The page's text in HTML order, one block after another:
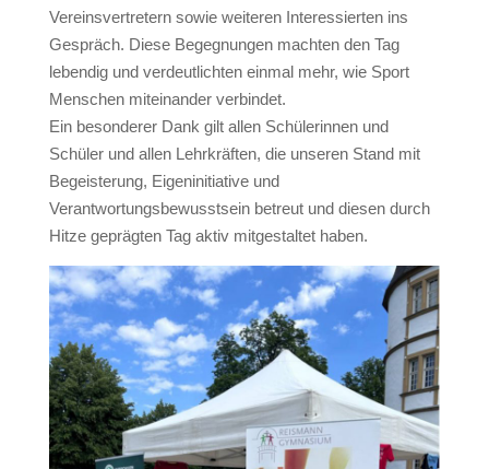
Vereinsvertretern sowie weiteren Interessierten ins
Gespräch. Diese Begegnungen machten den Tag
lebendig und verdeutlichten einmal mehr, wie Sport
Menschen miteinander verbindet.
Ein besonderer Dank gilt allen Schülerinnen und
Schüler und allen Lehrkräften, die unseren Stand mit
Begeisterung, Eigeninitiative und
Verantwortungsbewusstsein betreut und diesen durch
Hitze geprägten Tag aktiv mitgestaltet haben.